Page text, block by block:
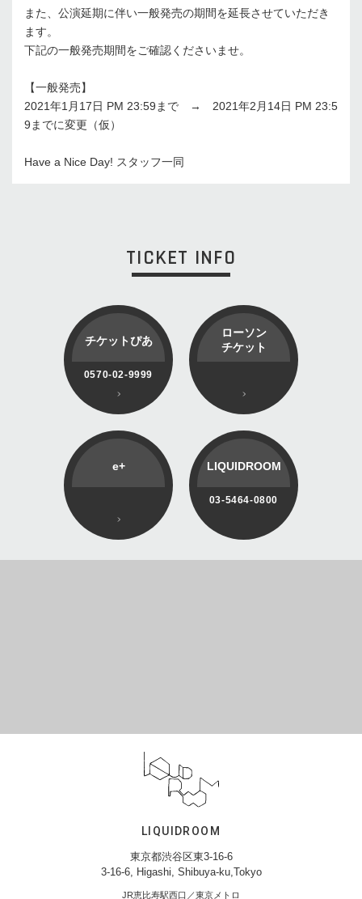
また、公演延期に伴い一般発売の期間を延長させていただき
ます。
下記の一般発売期間をご確認くださいませ。
【一般発売】
2021年1月17日 PM 23:59まで → 2021年2月14日 PM 23:5
9までに変更（仮）
Have a Nice Day! スタッフ一同
TICKET INFO
チケットぴあ
0570-02-9999
ローソン
チケット
e+ LIQUIDROOM
03-5464-0800
LIQUIDROOM
東京都渋谷区東3-16-6
3-16-6, Higashi, Shibuya-ku,Tokyo
JR恵比寿駅西口／東京メトロ